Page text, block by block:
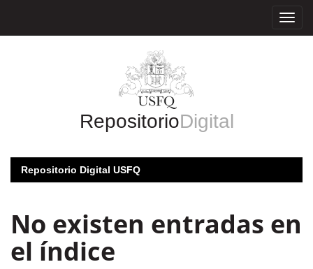
RepositorioDigital
Repositorio Digital USFQ
No existen entradas en
el índice